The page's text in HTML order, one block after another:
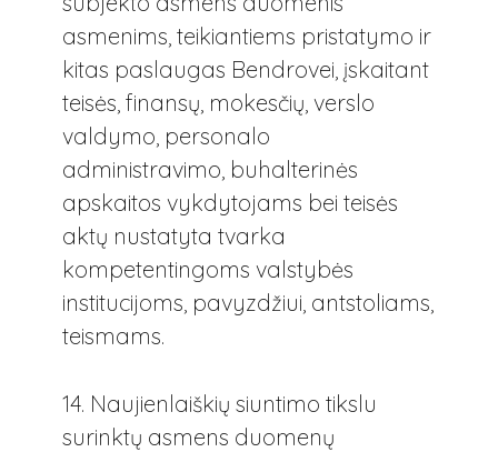
asmenims, teikiantiems pristatymo ir
kitas paslaugas Bendrovei, įskaitant
teisės, finansų, mokesčių, verslo
valdymo, personalo
administravimo, buhalterinės
apskaitos vykdytojams bei teisės
aktų nustatyta tvarka
kompetentingoms valstybės
institucijoms, pavyzdžiui, antstoliams,
teismams.
14. Naujienlaiškių siuntimo tikslu
surinktų asmens duomenų